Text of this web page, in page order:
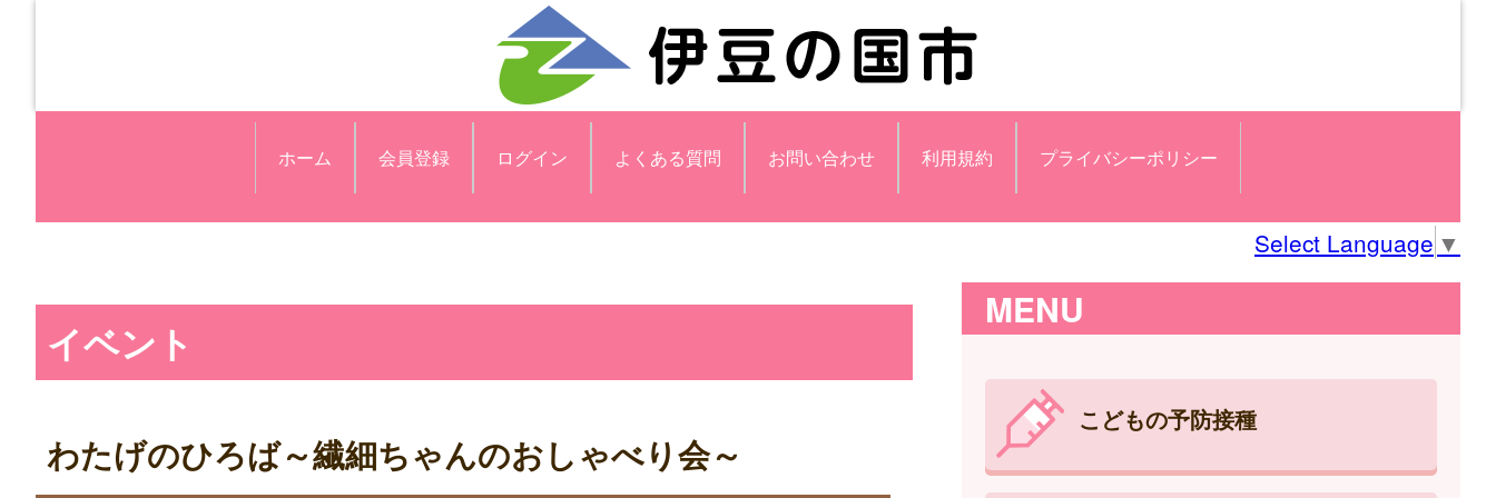
ホーム 会員登録 ログイン よくある質問 お問い合わせ 利用規約 プライバシーポリシー
Select Language ▼
イベント
わたげのひろば～繊細ちゃんのおしゃべり会～
MENU
こどもの予防接種